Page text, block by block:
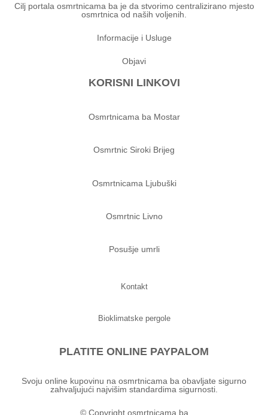
Cilj portala osmrtnicama ba je da stvorimo centralizirano mjesto
osmrtnica od naših voljenih.
Informacije i Usluge
Objavi
KORISNI LINKOVI
Osmrtnicama ba Mostar
Osmrtnic Siroki Brijeg
Osmrtnicama Ljubuški
Osmrtnic Livno
Posušje umrli
Kontakt
Bioklimatske pergole
PLATITE ONLINE PAYPALOM
Svoju online kupovinu na osmrtnicama ba obavljate sigurno
zahvaljujući najvišim standardima sigurnosti.
© Copyright osmrtnicama.ba